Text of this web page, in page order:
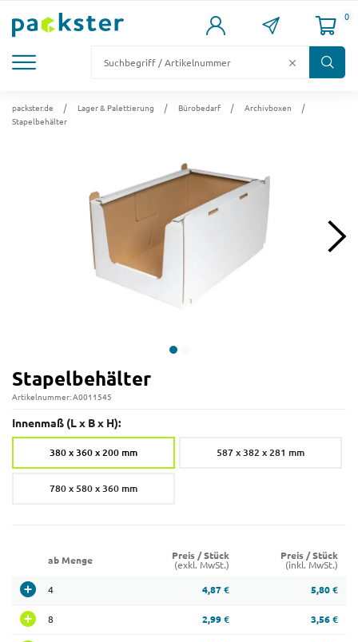
KARTONS
VERSANDKARTONS
VERSANDVERPACKUNG
FÜLL- & POLSTERMATERIAL
LAGER & PALETTIERUNG
0
packster.de Lager & Palettierung Bürobedarf
Archivboxen
Stapelbehälter
Stapelbehälter
Artikelnummer: A0011545
Innenmaß (L x B x H):
380 x 360 x 200 mm 587 x 382 x 281 mm
780 x 580 x 360 mm
ab Menge
Preis / Stück
(exkl. MwSt.)
Preis / Stück
(inkl. MwSt.)
4 4,87 € 5,80 €
8 2,99 € 3,56 €